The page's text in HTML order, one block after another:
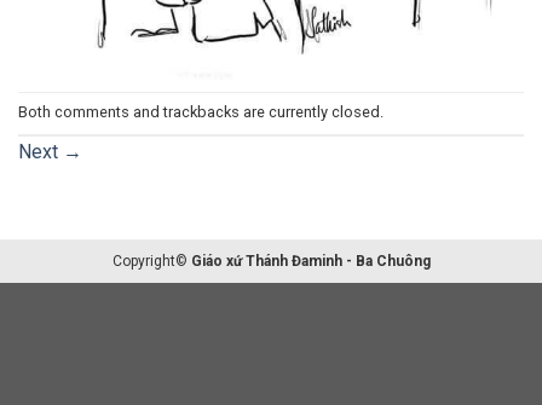
Both comments and trackbacks are currently closed.
Next →
Copyright© Giáo xứ Thánh Đaminh - Ba Chuông